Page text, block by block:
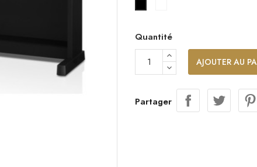
Quantité
AJOUTER AU
Partager